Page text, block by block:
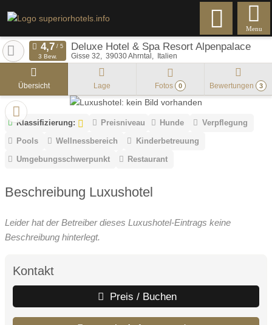
Menu
Deluxe Hotel & Spa Resort Alpenpalace
Gisse 32 39030Ahrntal Italien
3 Bew.
Übersicht Lage Fotos 0 Bewertungen 3
Klassifizierung: Preisniveau Hunde
Verpflegung
Pools
Wellnessbereich
Kinderbetreuung
Umgebungsschwerpunkt
Restaurant
Beschreibung Luxushotel
Leider hat der Betreiber dieses Luxushotel-Eintrags keine
Beschreibung hinterlegt.
Kontakt
Preis / Buchen